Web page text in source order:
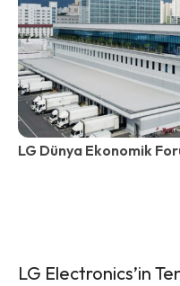
LG Dünya Ekonomik
LG Electronics’in